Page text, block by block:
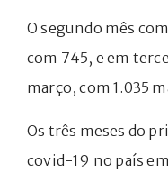
O segundo mês
com 745, e em
março, com 1.035
Os três meses do
covid-19 no país